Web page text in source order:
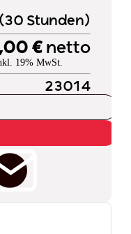
Stunden)
€ netto
19% MwSt.
23014